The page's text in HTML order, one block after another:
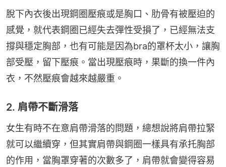
脫下內衣後出現鋼圈壓痕或是胸口、肋骨有被壓迫的
感覺，就代表鋼圈已經失去彈性受損了，已經無法支
撐與穩定胸部，也有可能是因為bra的罩杯太小，讓胸
部受壓，留下壓痕。當出現壓痕時，果斷的換一件內
衣，不然壓痕會越來越嚴重。
2. 肩帶不斷滑落
女生有時不在意肩帶滑落的問題，總想說將肩帶拉緊
就可以繼續穿，但其實肩帶與鋼圈一樣具有承托胸部
的作用，當胸罩穿著的次數多了，肩帶就會變得容易